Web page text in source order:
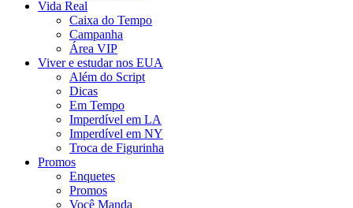
Vida Real
Caixa do Tempo
Campanha
Área VIP
Viver e estudar nos EUA
Além do Script
Dicas
Em Tempo
Imperdível em LA
Imperdível em NY
Troca de Figurinha
Promos
Enquetes
Promos
Você Manda